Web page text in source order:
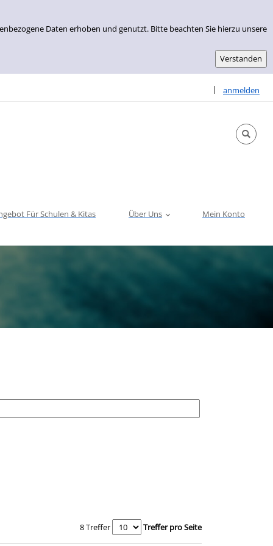
Daten erhoben und genutzt. Bitte beachten Sie hierzu unsere
| anmelden
Sprache
Für Schulen & Kitas Über Uns Mein Konto
8 Treffer Treffer pro Seite